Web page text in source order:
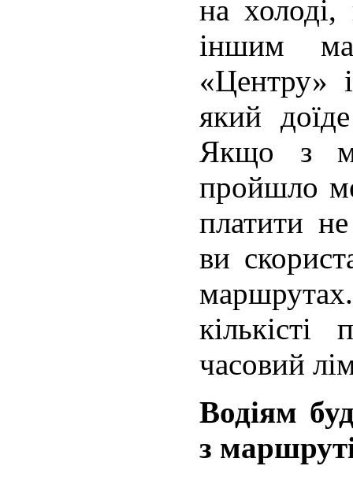
на холоді,
іншим
«Центру»
який
Якщо з
пройшло
платити
ви
часовий
Водіям
з